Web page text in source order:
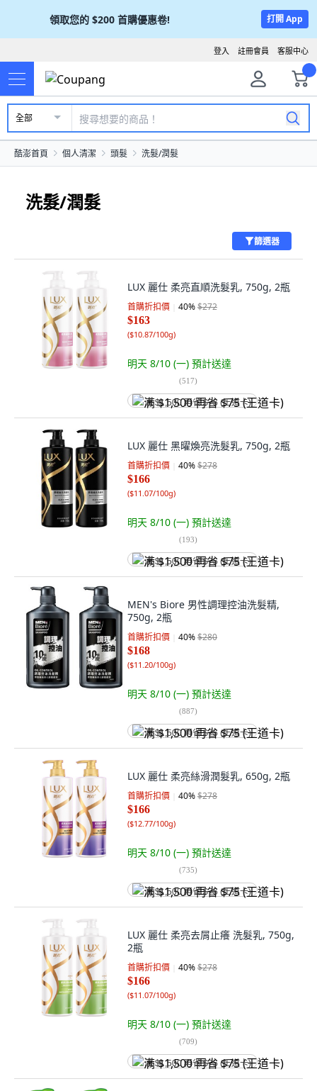
領取您的 $200 首購優惠卷! 打開 App
客服中心
註冊會員
登入
全部
酷澎首頁 個人清潔 頭髮 洗髮/潤髮
洗髮/潤髮
篩選器
LUX 麗仕 柔亮直順洗髮乳, 750g, 2瓶
首購折扣價 40%$272
$163
($10.87/100g)
明天 8/10 (一) 預計送達
(517)
满 $1,500 再省 $75 (王道卡)
LUX 麗仕 黑曜煥亮洗髮乳, 750g, 2瓶
首購折扣價 40%$278
$166
($11.07/100g)
明天 8/10 (一) 預計送達
(193)
满 $1,500 再省 $75 (王道卡)
MEN's Biore 男性調理控油洗髮精,
750g, 2瓶
首購折扣價 40%$280
$168
($11.20/100g)
明天 8/10 (一) 預計送達
(887)
满 $1,500 再省 $75 (王道卡)
LUX 麗仕 柔亮絲滑潤髮乳, 650g, 2瓶
首購折扣價 40%$278
$166
($12.77/100g)
明天 8/10 (一) 預計送達
(735)
满 $1,500 再省 $75 (王道卡)
LUX 麗仕 柔亮去屑止癢 洗髮乳, 750g,
2瓶
首購折扣價 40%$278
$166
($11.07/100g)
明天 8/10 (一) 預計送達
(709)
满 $1,500 再省 $75 (王道卡)